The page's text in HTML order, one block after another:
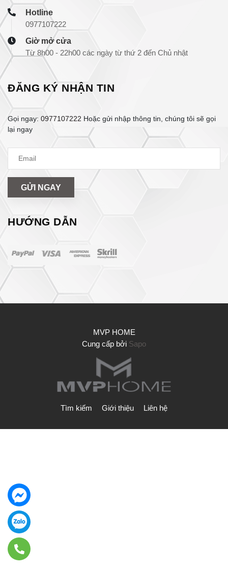
Hotline
0977107222
Giờ mở cửa
Từ 8h00 - 22h00 các ngày từ thứ 2 đến Chủ nhật
ĐĂNG KÝ NHẬN TIN
Gọi ngay: 0977107222 Hoặc gửi nhập thông tin, chúng tôi sẽ gọi
lại ngay
GỬI NGAY
HƯỚNG DẪN
MVP HOME
Cung cấp bởi Sapo
Tìm kiếm Giới thiệu Liên hệ